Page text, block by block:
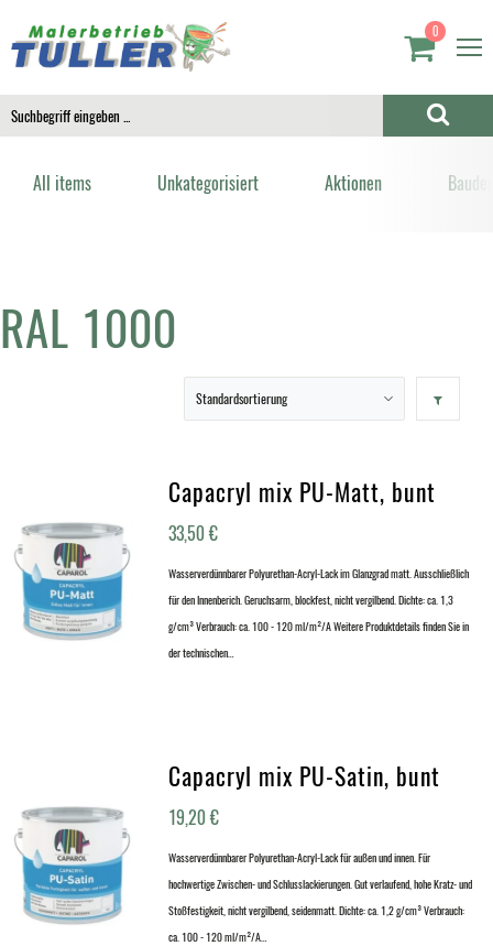
0
All items Unkategorisiert Aktionen
RAL 1000
Capacryl mix PU-Matt, bunt
33,50€
Wasserverdünnbarer Polyurethan-Acryl-Lack im Glanzgrad matt. Ausschließlich
für den Innenberich. Geruchsarm, blockfest, nicht vergilbend. Dichte: ca. 1,3
g/cm³ Verbrauch: ca. 100 - 120 ml/m²/A Weitere Produktdetails finden Sie in
der technischen…
Capacryl mix PU-Satin, bunt
19,20€
Wasserverdünnbarer Polyurethan-Acryl-Lack für außen und innen. Für
hochwertige Zwischen- und Schlusslackierungen. Gut verlaufend, hohe Kratz- und
Stoßfestigkeit, nicht vergilbend, seidenmatt. Dichte: ca. 1,2 g/cm³ Verbrauch:
ca. 100 - 120 ml/m²/A…